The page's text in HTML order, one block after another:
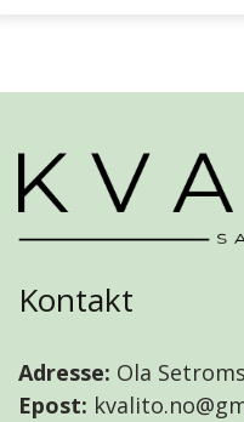
Kontakt
Adresse: Ola
Epost: